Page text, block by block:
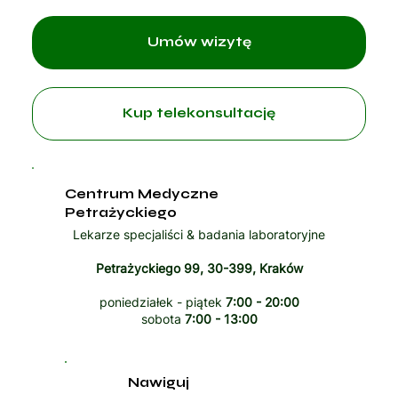
Kup telekonsultację
Centrum Medyczne
Petrażyckiego
Lekarze specjaliści & badania laboratoryjne
Petrażyckiego 99, 30-399, Kraków
poniedziałek - piątek 7:00 - 20:00
sobota 7:00 - 13:00
Nawiguj
Umów wizytę